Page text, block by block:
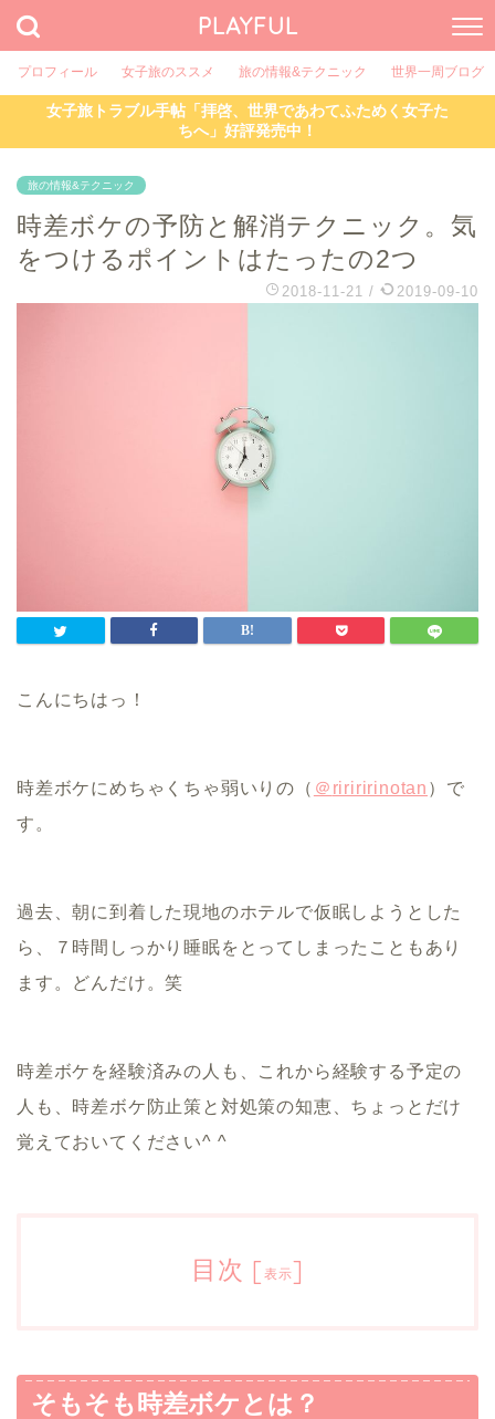
PLAYFUL
プロフィール 女子旅のススメ 旅の情報&テクニック 世界一周ブログ
女子旅トラブル手帖「拝啓、世界であわてふためく女子た
ちへ」好評発売中！
旅の情報&テクニック
時差ボケの予防と解消テクニック。気
をつけるポイントはたったの2つ
2018-11-21 / 2019-09-10
こんにちはっ！
時差ボケにめちゃくちゃ弱いりの（ ＠ ririririnotan ）で
す。
過去、朝に到着した現地のホテルで仮眠しようとした
ら、７時間しっかり睡眠をとってしまったこともあり
ます。どんだけ。笑
時差ボケを経験済みの人も、これから経験する予定の
人も、時差ボケ防止策と対処策の知恵、ちょっとだけ
覚えておいてください^ ^
目次 [ 表示]
そもそも時差ボケとは？